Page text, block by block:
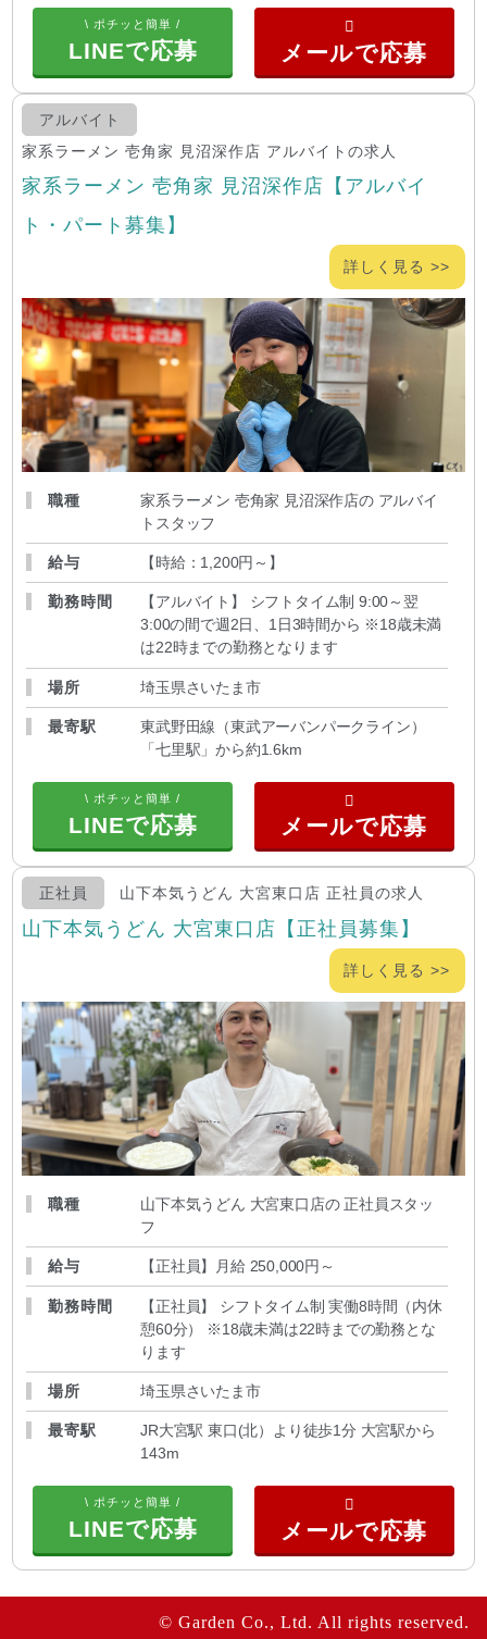
\ ポチッと簡単 /
LINEで応募
アルバイト
家系ラーメン 壱角家 見沼深作店 アルバイトの求人
家系ラーメン 壱角家 見沼深作店【アルバイ
ト・パート募集】
詳しく見る >>
職種
家系ラーメン 壱角家 見沼深作店の アルバイ
トスタッフ
給与 【時給：1,200円～ 】
勤務時間
【アルバイト】 シフトタイム制 9:00～翌
3:00の間で週2日、1日3時間から ※18歳未満
は22時までの勤務となります
場所 埼玉県さいたま市
最寄駅
東武野田線（東武アーバンパークライン）
「七里駅」から約1.6km
\ ポチッと簡単 /
LINEで応募
正社員 山下本気うどん 大宮東口店 正社員の求人
山下本気うどん 大宮東口店【正社員募集】
詳しく見る >>
職種
山下本気うどん 大宮東口店の 正社員スタッ
フ
給与 【正社員】月給 250,000円～
勤務時間
【正社員】 シフトタイム制 実働8時間（内休
憩60分） ※18歳未満は22時までの勤務とな
ります
場所 埼玉県さいたま市
最寄駅
JR大宮駅 東口(北）より徒歩1分 大宮駅から
143m
\ ポチッと簡単 /
LINEで応募
© Garden Co., Ltd. All rights reserved.